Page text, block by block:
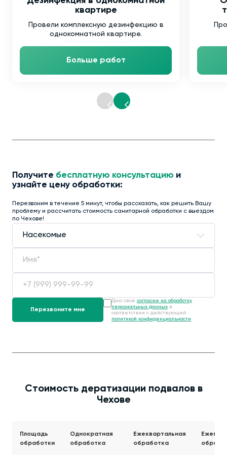
квартире
Провели комплексную дезинфекцию в
однокомнатной квартире.
Больше работ
Получите бесплатную консультацию и
узнайте цену обработки:
Перезвоним в течение 5 минут, чтобы рассказать, как решить Вашу
проблему и рассчитать стоимость санитарной обработки с выездом
по Чехове!
Даю своё согласие на обработку
персональных данных в
соответствии с действующей
политикой конфиденциальности .
Стоимость дератизации подвалов в
Чехове
Площадь
обработки
Однократная
обработка
Ежеквартальная
обработка